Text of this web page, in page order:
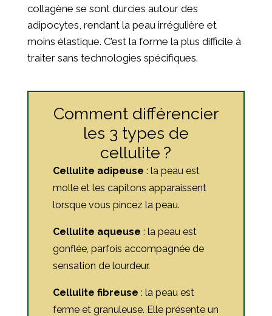
collagène se sont durcies autour des
adipocytes, rendant la peau irrégulière et
moins élastique. C’est la forme la plus difficile à
traiter sans technologies spécifiques.
Comment différencier
les 3 types de
cellulite ?
Cellulite adipeuse : la peau est
molle et les capitons apparaissent
lorsque vous pincez la peau.
Cellulite aqueuse : la peau est
gonflée, parfois accompagnée de
sensation de lourdeur.
Cellulite fibreuse : la peau est
ferme et granuleuse. Elle présente un